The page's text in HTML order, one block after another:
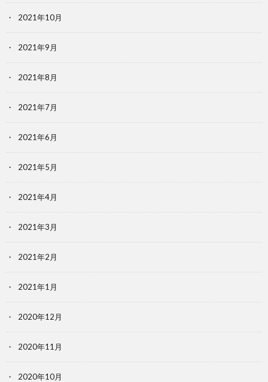
2021年10月
2021年9月
2021年8月
2021年7月
2021年6月
2021年5月
2021年4月
2021年3月
2021年2月
2021年1月
2020年12月
2020年11月
2020年10月